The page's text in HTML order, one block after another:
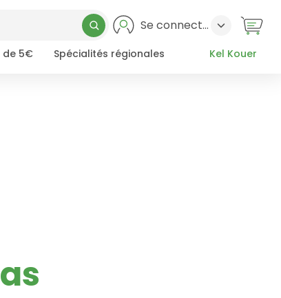
Se connecter
de 5€
Spécialités régionales
Kel Kouer